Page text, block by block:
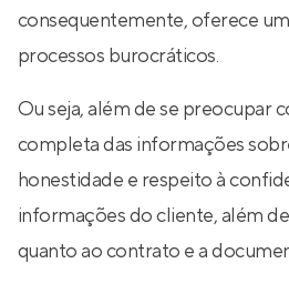
consequentemente, oferece
processos burocráticos.
Ou seja, além de se preocupar
completa das informações
honestidade e respeito à
informações do cliente, além
quanto ao contrato e a